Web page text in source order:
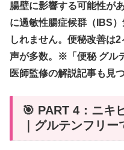
腸壁に影響する可能性が
に過敏性腸症候群（IBS
しれません。便秘改善は
声が多数。※「便秘 グル
医師監修の解説記事も見
🎯 PART 4：ニキ
｜グルテンフリ